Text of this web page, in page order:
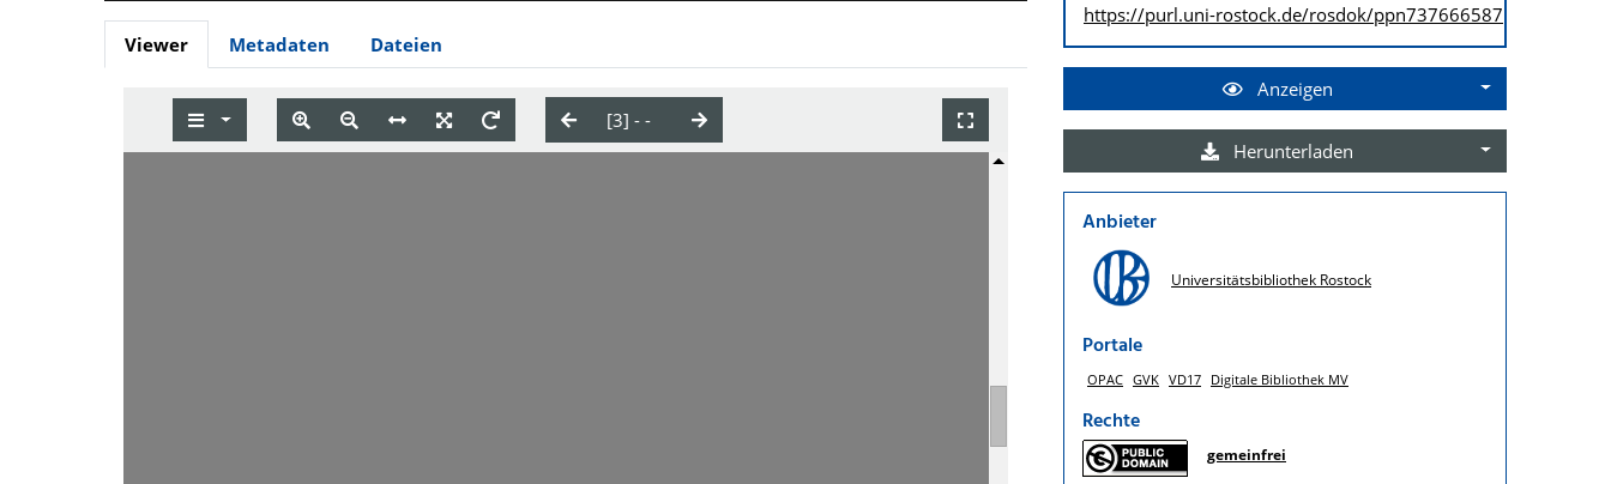
Viewer Metadaten Dateien
https://purl.uni-rostock.de/rosdok/ppn737666587
Anzeigen
Herunterladen
Anbieter
Universitätsbibliothek Rostock
Portale
OPAC GVK VD17 Digitale Bibliothek MV
Rechte
gemeinfrei